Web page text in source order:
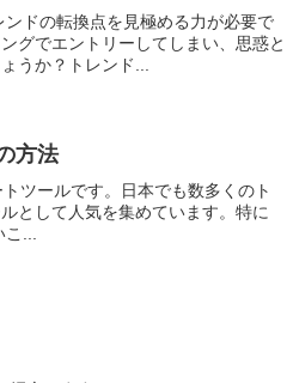
ドの転換点を見極める力が必要で
グでエントリーしてしまい、思惑と
うか？トレンド...
方法
ツールです。日本でも数多くのト
として人気を集めています。特に
...